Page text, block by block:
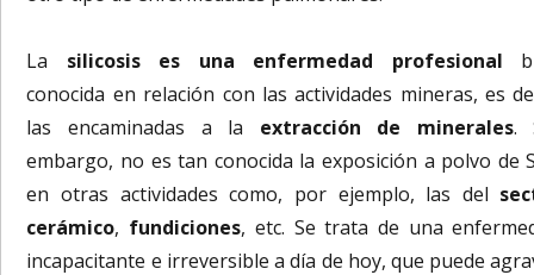
La silicosis es una enfermedad profesional
conocida en relación con las actividades mineras, es
las encaminadas a la extracción de minerales.
embargo, no es tan conocida la exposición a polvo de
en otras actividades como, por ejemplo, las del
cerámico, fundiciones, etc. Se trata de una
incapacitante e irreversible a día de hoy, que puede